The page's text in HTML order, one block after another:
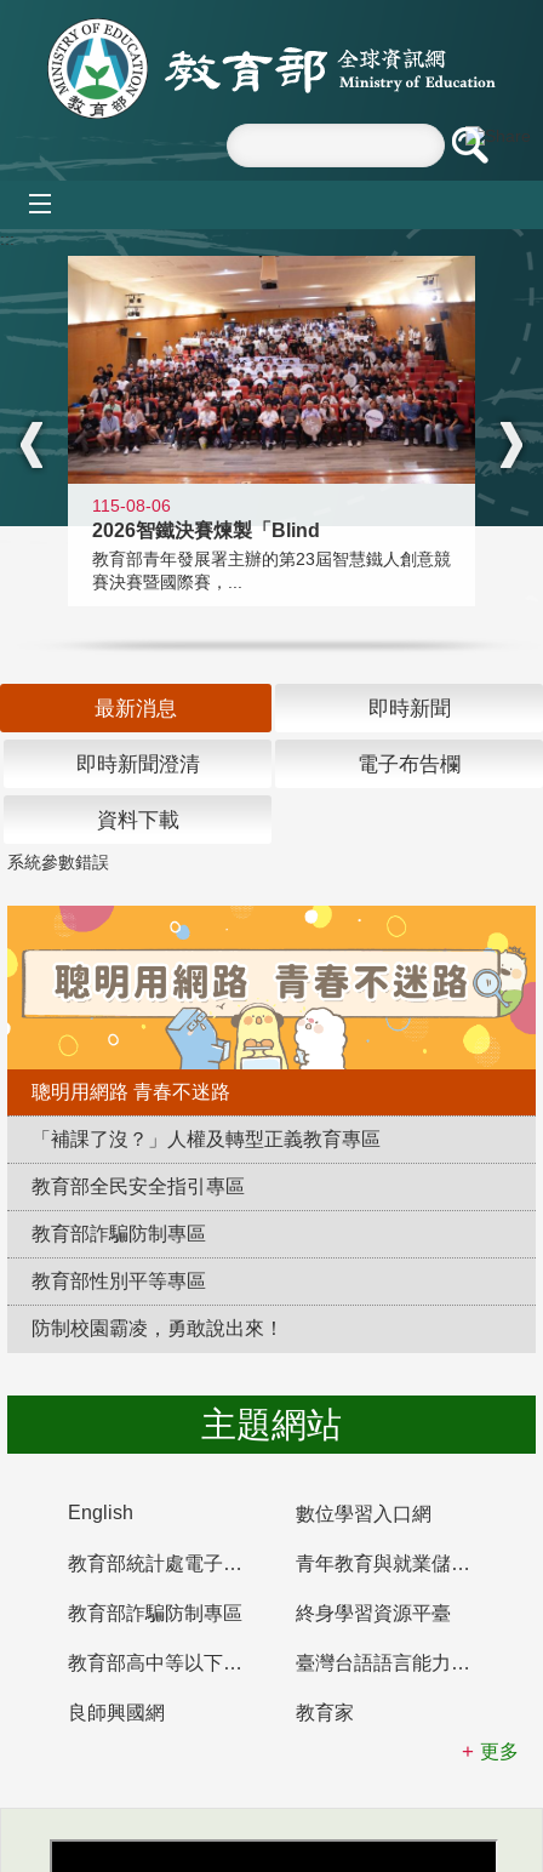
跳到主要內容區塊
:::
115-08-06
2026智鐵決賽煉製「Blind
教育部青年發展署主辦的第23屆智慧鐵人創意競
賽決賽暨國際賽，...
最新消息 即時新聞
即時新聞澄清 電子布告欄
資料下載
系統參數錯誤
聰明用網路 青春不迷路
「補課了沒？」人權及轉型正義教育專區
教育部全民安全指引專區
教育部詐騙防制專區
教育部性別平等專區
防制校園霸凌，勇敢說出來！
主題網站
English 數位學習入口網
教育部統計處電子書櫃 青年教育與就業儲蓄帳戶
教育部詐騙防制專區 終身學習資源平臺
教育部高中等以下學校及幼兒園教師資格檢定考試 臺灣台語語言能力認證網站
良師興國網
教育家
更多